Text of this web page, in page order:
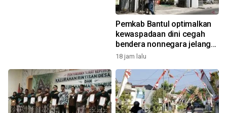
Pemkab Bantul optimalkan
kewaspadaan dini cegah
bendera nonnegara jelang
ke 81 RI
18 jam lalu